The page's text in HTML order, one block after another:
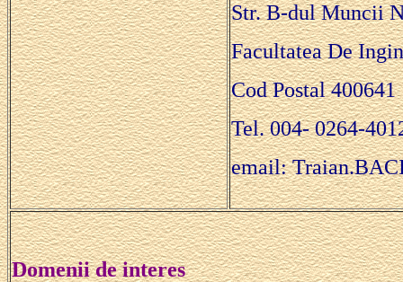
Str. B-dul Muncii
Facultatea De
Cod Postal 400641
Tel. 004- 0264-
email:
Domenii de interes